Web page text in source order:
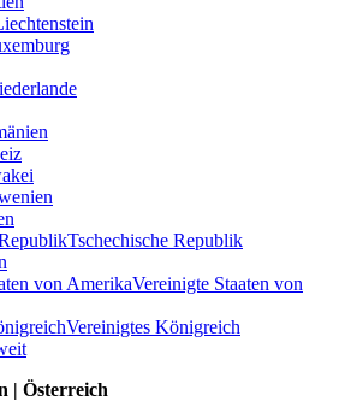
Tschechische Republik
Vereinigte Staaten von
Vereinigtes Königreich
| Österreich